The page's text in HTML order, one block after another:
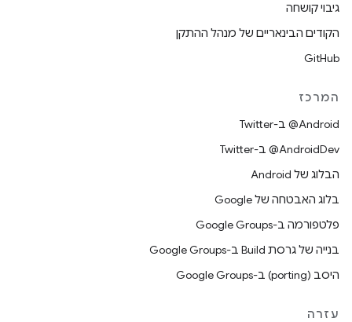
גיבוי קושחה
הקודים הבינאריים של מנהל ההתקן
GitHub
המרכז
‎@Android ב-Twitter
‎@AndroidDev ב-Twitter
הבלוג של Android
בלוג האבטחה של Google
פלטפורמה ב-Google Groups
בנייה של גרסת Build ב-Google Groups
היסב (porting) ב-Google Groups
עזרה